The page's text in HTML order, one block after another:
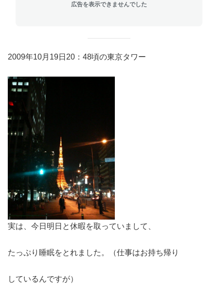
広告を表示できませんでした
2009年10月19日20：48頃の東京タワー
実は、今日明日と休暇を取っていまして、
たっぷり睡眠をとれました。（仕事はお持ち帰り
しているんですが）